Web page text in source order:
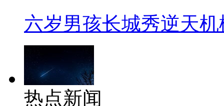
六岁男孩长城秀逆天机
热点新闻